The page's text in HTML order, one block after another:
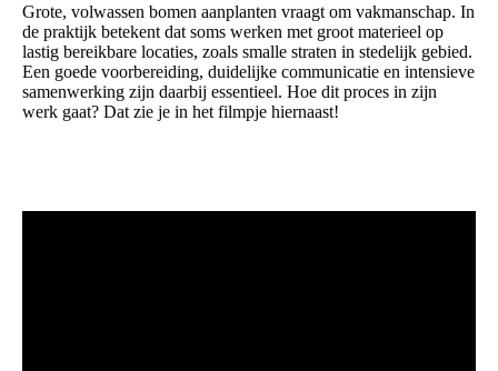
Grote, volwassen bomen aanplanten vraagt om vakmanschap. In
de praktijk betekent dat soms werken met groot materieel op
lastig bereikbare locaties, zoals smalle straten in stedelijk gebied.
Een goede voorbereiding, duidelijke communicatie en intensieve
samenwerking zijn daarbij essentieel. Hoe dit proces in zijn
werk gaat? Dat zie je in het filmpje hiernaast!